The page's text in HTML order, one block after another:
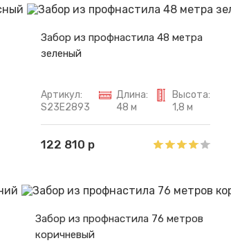
Забор из профнастила 48 метра
зеленый
Артикул:
S23E2893
Длина:
48 м
Высота:
1,8 м
122 810 р
Забор из профнастила 76 метров
коричневый